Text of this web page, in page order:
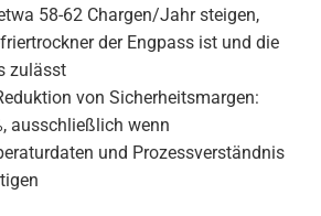
58-62 Chargen/Jahr steigen,
der Engpass ist und die
zulässt
von Sicherheitsmargen:
ausschließlich wenn
und Prozessverständnis